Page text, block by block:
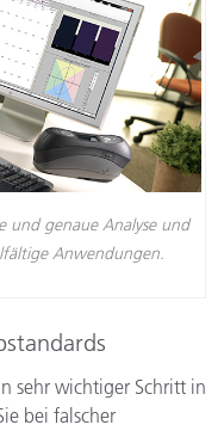
und genaue Analyse und
Anwendungen.
sehr wichtiger Schritt in
bei falscher